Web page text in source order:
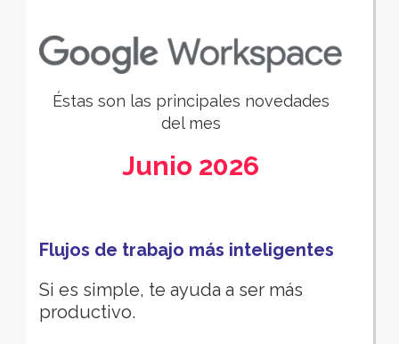
Éstas son las principales novedades
del mes
Junio 2026
Flujos de trabajo más inteligentes
Si es simple, te ayuda a ser más
productivo.